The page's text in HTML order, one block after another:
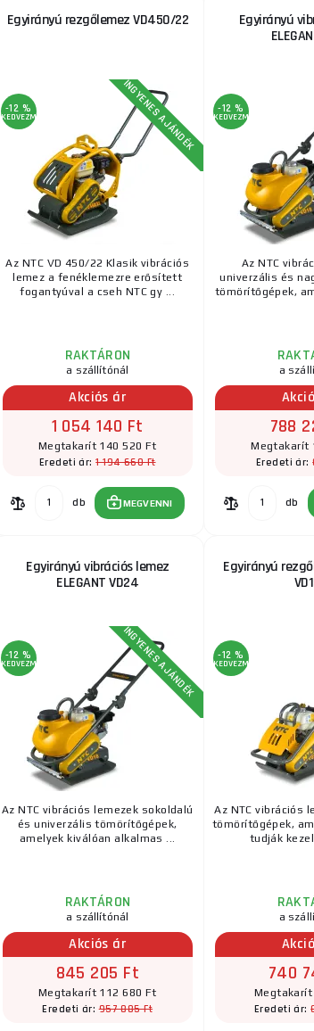
Egyirányú rezgőlemez VD450/22
-12 %
KEDVEZMÉNY INGYENES AJÁNDÉK
Az NTC VD 450/22 Klasik vibrációs
lemez a fenéklemezre erősített
fogantyúval a cseh NTC gy ...
RAKTÁRON
a szállítónál
Akciós ár
1 054 140 Ft
Megtakarít 140 520 Ft
Eredeti ár:1 194 660 Ft
db MEGVENNI
Egyirányú
-12 %
KEDVEZMÉNY
Az NTC
univerzális és
tömörítőgépek,
a
788
Megtakarít
Eredeti ár:
db
Egyirányú vibrációs lemez
ELEGANT VD24
-12 %
KEDVEZMÉNY INGYENES AJÁNDÉK
Az NTC vibrációs lemezek sokoldalú
és univerzális tömörítőgépek,
amelyek kiválóan alkalmas ...
RAKTÁRON
a szállítónál
Akciós ár
845 205 Ft
Megtakarít 112 680 Ft
Eredeti ár:957 885 Ft
Egyirányú
-12 %
KEDVEZMÉNY
Az NTC vibrációs
tömörítőgépek,
tudják
a
740
Megtakarít
Eredeti ár: